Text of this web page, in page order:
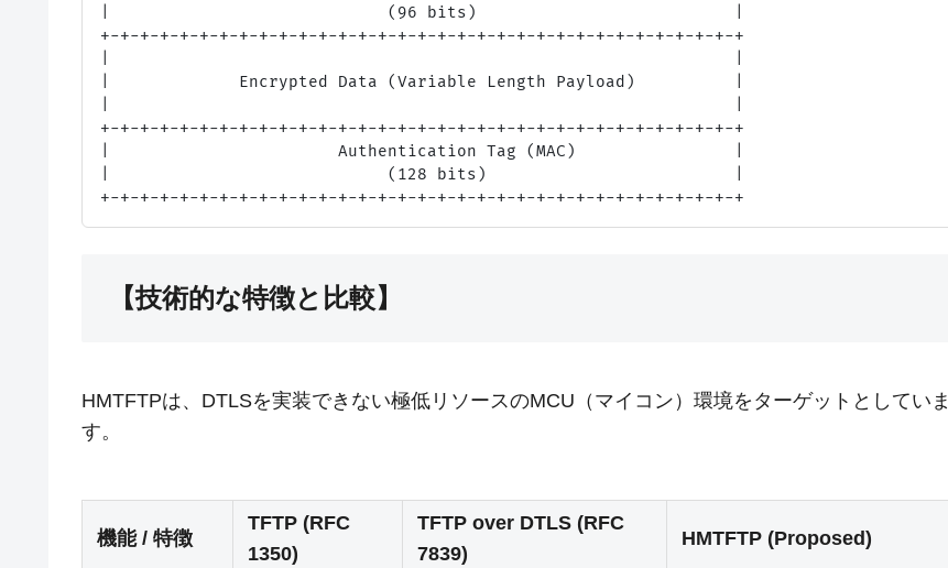
|                            (96 bits)                          |
+-+-+-+-+-+-+-+-+-+-+-+-+-+-+-+-+-+-+-+-+-+-+-+-+-+-+-+-+-+-+-+-+
|             Encrypted Data (Variable Length Payload)          |
+-+-+-+-+-+-+-+-+-+-+-+-+-+-+-+-+-+-+-+-+-+-+-+-+-+-+-+-+-+-+-+-+
|                       Authentication Tag (MAC)                |
|                            (128 bits)                         |
【技術的な特徴と比較】
HMTFTPは、DTLSを実装できない極低リソースのMCU（マイコン）環境をターゲットとしていま
す。
機能 / 特徴
TFTP (RFC
1350)
TFTP over DTLS (RFC
7839)
HMTFTP (Proposed)